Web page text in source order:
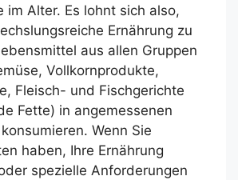
im Alter. Es lohnt sich also,
Ernährung zu
aus allen Gruppen
Vollkornprodukte,
Fleisch- und Fischgerichte
Fette) in angemessenen
Wenn Sie
haben, Ihre Ernährung
spezielle Anforderungen